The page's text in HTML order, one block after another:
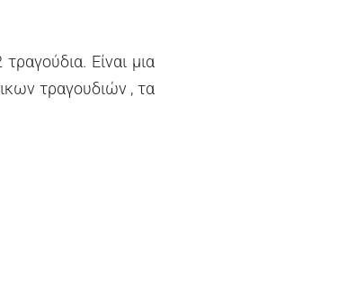
Είναι μια
τραγουδιών , τα